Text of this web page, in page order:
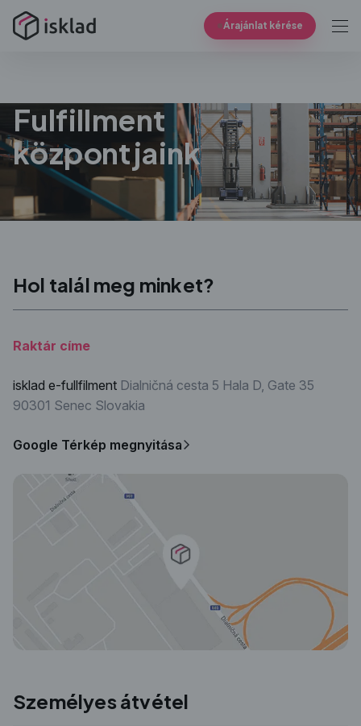
Árajánlat kérése
Fulfillment
központjaink
Személyes átvétel
Hol talál meg minket?
Raktár címe
isklad e-fullfilment Dialničná cesta 5 Hala D, Gate 35
90301 Senec Slovakia
Google Térkép megnyitása